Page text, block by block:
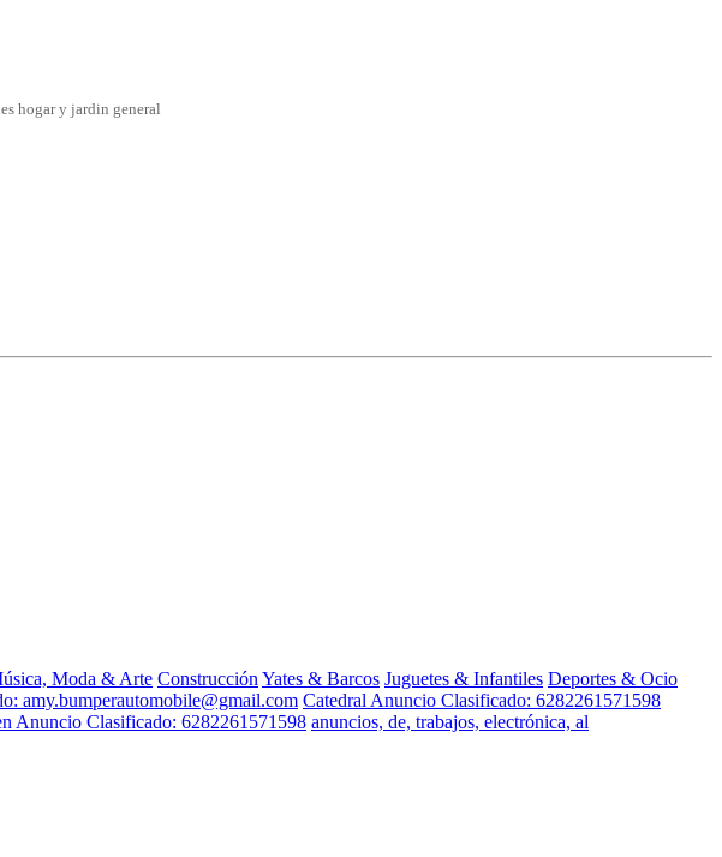
hogar y jardin general
Moda & Arte ConstrucciónYates & Barcos Juguetes & Infantiles Deportes & Ocio
amy.bumperautomobile@gmail.com Catedral Anuncio Clasificado: 6282261571598
Anuncio Clasificado: 6282261571598 anuncios, de, trabajos, electrónica, al